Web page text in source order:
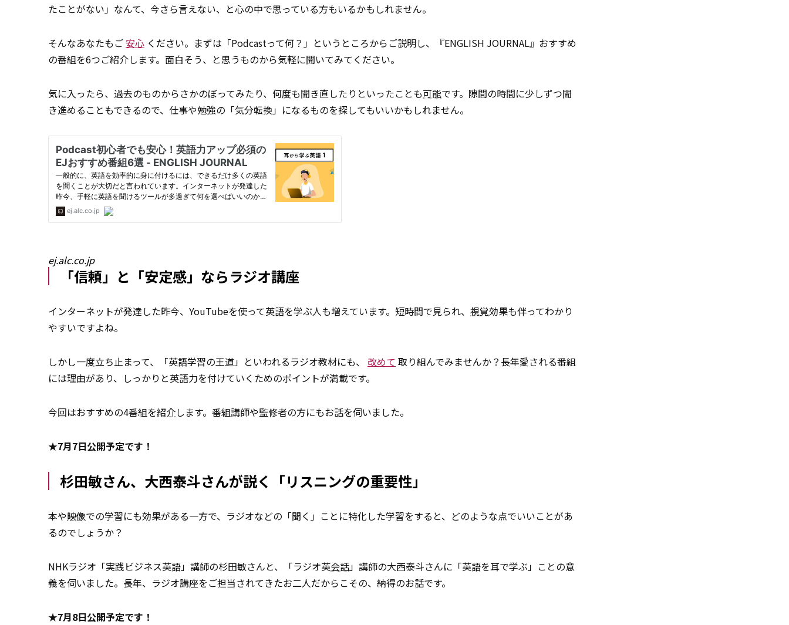
たことがない」なんて、今さら言えない、と心の中で思っている方もいるかもしれません。
そんなあなたもご 安心 ください。まずは「Podcastって何？」というところからご説明し、『ENGLISH JOURNAL』おすすめ
の番組を6つご紹介します。面白そう、と思うものから気軽に聞いてみてください。
気に入ったら、過去のものからさかのぼってみたり、何度も聞き直したりといったことも可能です。隙間の時間に少しずつ聞
き進めることもできるので、仕事や勉強の「気分転換」になるものを探してもいいかもしれません。
ej.alc.co.jp
「信頼」と「安定感」ならラジオ講座
インターネットが発達した昨今、YouTubeを使って英語を学ぶ人も増えています。短時間で見られ、 視覚効果も伴ってわかり
やすいですよね。
しかし一度立ち止まって、「英語学習の王道」といわれるラジオ教材にも、 改めて 取り組んでみませんか？長年愛される番組
には理由があり、しっかりと英語力を付けていくためのポイントが満載です。
今回はおすすめの4番組を紹介します。番組講師や監修者の方にもお話を伺いました。
★7月7日公開予定です！
杉田敏さん、大西泰斗さんが説く「リスニングの重要性」
本や映像での学習にも効果がある一方で、ラジオなどの「聞く」ことに特化した学習をすると、どのような点でいいことがあ
るのでしょうか？
NHKラジオ「実践ビジネス英語」講師の杉田敏さんと、「ラジオ英会話」講師の大西泰斗さんに「英語を耳で学ぶ」ことの意
義を伺いました。長年、ラジオ講座をご担当されてきたお二人だからこその、納得のお話です。
★7月8日公開予定です！